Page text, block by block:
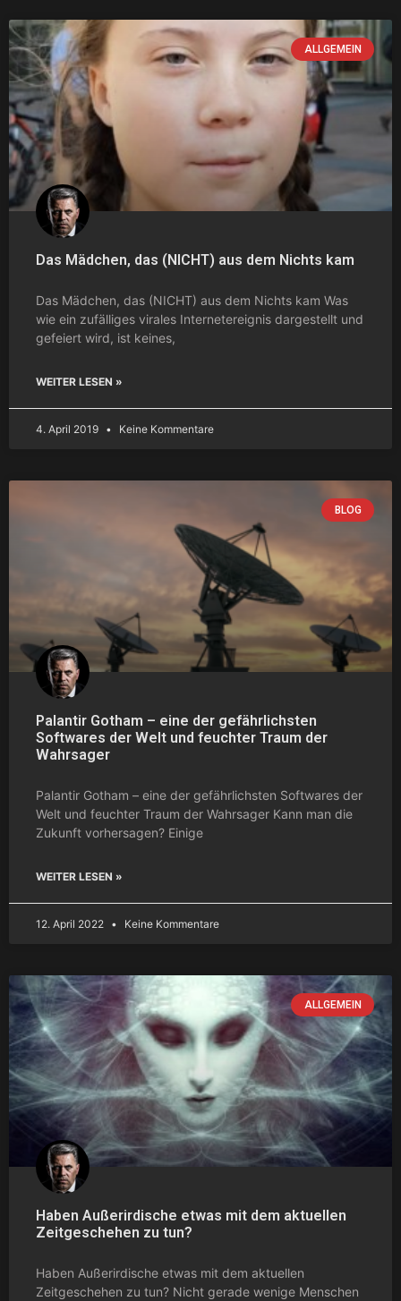
ALLGEMEIN
Das Mädchen, das (NICHT) aus dem Nichts kam
Das Mädchen, das (NICHT) aus dem Nichts kam Was
wie ein zufälliges virales Internetereignis dargestellt und
gefeiert wird, ist keines,
WEITER LESEN »
4. April 2019 Keine Kommentare
BLOG
Palantir Gotham – eine der gefährlichsten
Softwares der Welt und feuchter Traum der
Wahrsager
Palantir Gotham – eine der gefährlichsten Softwares der
Welt und feuchter Traum der Wahrsager Kann man die
Zukunft vorhersagen? Einige
WEITER LESEN »
12. April 2022 Keine Kommentare
ALLGEMEIN
Haben Außerirdische etwas mit dem aktuellen
Zeitgeschehen zu tun?
Haben Außerirdische etwas mit dem aktuellen
Zeitgeschehen zu tun? Nicht gerade wenige Menschen